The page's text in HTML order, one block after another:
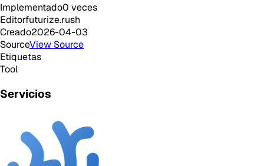
Implementado0 veces
Editorfuturize.rush
Creado2026-04-03
SourceView Source
Etiquetas
Tool
Servicios